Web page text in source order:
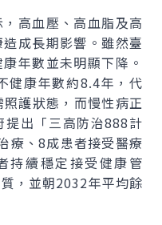
高血壓、高血脂及高
成長期影響。雖然臺
年數並未明顯下降。
健康年數約8.4年，代
護狀態，而慢性病正
提出「三高防治888計
療、8成患者接受醫療
持續穩定接受健康管
，並朝2032年平均餘